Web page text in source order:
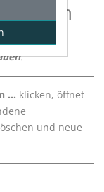
.
... klicken, öffnet
und neue